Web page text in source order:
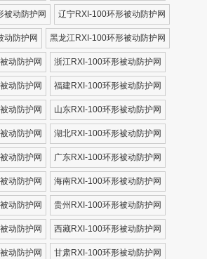
被动防护网 辽宁RXI-100环形被动防护网
动防护网 黑龙江RXI-100环形被动防护网
动防护网 浙江RXI-100环形被动防护网
动防护网 福建RXI-100环形被动防护网
动防护网 山东RXI-100环形被动防护网
动防护网 湖北RXI-100环形被动防护网
动防护网 广东RXI-100环形被动防护网
动防护网 海南RXI-100环形被动防护网
动防护网 贵州RXI-100环形被动防护网
动防护网 西藏RXI-100环形被动防护网
动防护网 甘肃RXI-100环形被动防护网